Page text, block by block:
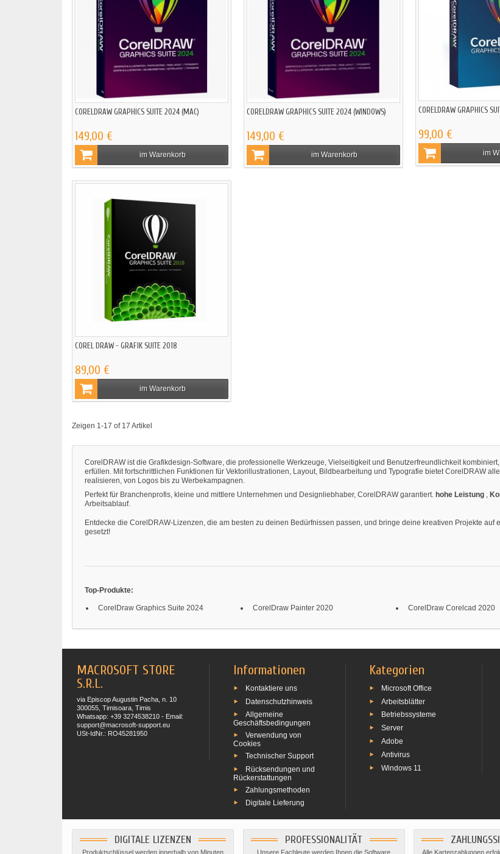
CORELDRAW GRAPHICS SUITE 2024 (MAC)
149,00 €
im Warenkorb
CORELDRAW GRAPHICS SUITE 2024 (WINDOWS)
149,00 €
im Warenkorb
CORELDRAW GRAPHICS
99,00 €
im
COREL DRAW - GRAFIK SUITE 2018
89,00 €
im Warenkorb
Zeigen 1-17 of 17 Artikel
CorelDRAW ist die Grafikdesign-Software, die professionelle Werkzeuge, Vielseitigkeit und Benutzerfreundlichkeit
erfüllen. Mit fortschrittlichen Funktionen für Vektorillustrationen, Layout, Bildbearbeitung und Typografie bietet CorelDRAW
realisieren, von Logos bis zu Werbekampagnen.
Perfekt für Branchenprofis, kleine und mittlere Unternehmen und Designliebhaber, CorelDRAW garantiert. hohe Leistung
Arbeitsablauf.
Entdecke die CorelDRAW-Lizenzen, die am besten zu deinen Bedürfnissen passen, und bringe deine kreativen Projekte
gesetzt!
Top-Produkte:
CorelDraw Graphics Suite 2024 CorelDraw Painter 2020 CorelDraw Corelcad 2020
MACROSOFT STORE
S.R.L.
via Episcop Augustin Pacha, n. 10
300055, Timisoara, Timis
Whatsapp: +39 3274538210 - Email:
support@macrosoft-support.eu
USt-IdNr.: RO45281950
Informationen
Kontaktiere uns
Datenschutzhinweis
Allgemeine
Geschäftsbedingungen
Verwendung von
Cookies
Technischer Support
Rücksendungen und
Rückerstattungen
Zahlungsmethoden
Digitale Lieferung
Kategorien
Microsoft Office
Arbeitsblätter
Betriebssysteme
Server
Adobe
Antivirus
Windows 11
DIGITALE LIZENZEN
Produktschlüssel werden innerhalb von Minuten
PROFESSIONALITÄT
Unsere Fachleute werden Ihnen die Software Alle Kartenzahlungen